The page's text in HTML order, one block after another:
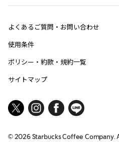
よくあるご質問・お問い合わせ
使用条件
ポリシー・約款・規約一覧
サイトマップ
© 2026Starbucks Coffee Company.